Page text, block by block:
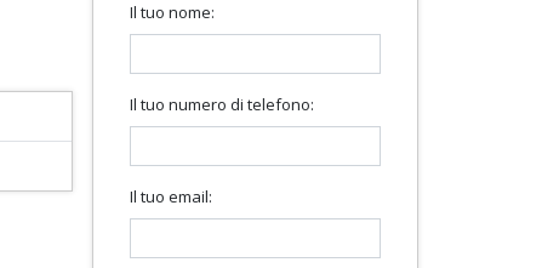
Il tuo nome:
Il tuo numero di telefono:
Il tuo email: